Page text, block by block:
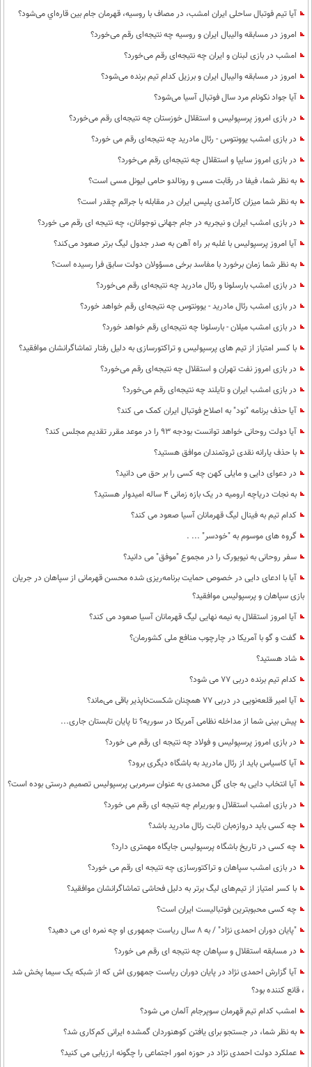
آیا تیم فوتبال ساحلی ایران امشب، در مصاف با روسیه، قهرمان جام بین قاره‌اي می‌شود؟
امروز در مسابقه والیبال ایران و روسیه چه نتیجه‌ای رقم می‌خورد؟
امشب در بازی لبنان و ایران چه نتیجه‌ای رقم می‌خورد؟
امروز در مسابقه والیبال ایران و برزیل کدام تیم برنده می‌شود؟
آیا جواد نکونام مرد سال فوتبال آسیا می‌شود؟
در بازی امروز پرسپولیس و استقلال خوزستان چه نتیجه‌ای رقم می‌خورد؟
در بازی امشب یوونتوس - رئال مادرید چه نتیجه‌ای رقم می خورد؟
در بازی امروز سایپا و استقلال چه نتیجه‌ای رقم می‌خورد؟
به نظر شما، فیفا در رقابت مسی و رونالدو حامی لیونل مسی است؟
به نظر شما میزان کارآمدی پلیس ایران در مقابله با جرائم چقدر است؟
در بازی امشب ایران و نیجریه در جام جهانی نوجوانان، چه نتیجه ای رقم می خورد؟
آیا امروز پرسپولیس با غلبه بر راه آهن به صدر جدول لیگ برتر صعود می‌کند؟
به نظر شما زمان برخورد با مفاسد برخی مسؤولان دولت سابق فرا رسیده است؟
در بازی امشب بارسلونا و رئال مادرید چه نتیجه‌ای رقم می‌خورد؟
در بازی امشب رئال مادرید - یوونتوس چه نتیجه‌ای رقم خواهد خورد؟
در بازی امشب میلان - بارسلونا چه نتیجه‌ای رقم خواهد خورد؟
با کسر امتیاز از تیم های پرسپولیس و تراکتورسازی به دلیل رفتار تماشاگرانشان موافقید؟
در بازی امروز نفت تهران و استقلال چه نتیجه‌ای رقم می‌خورد؟
در بازی امشب ایران و تایلند چه نتیجه‌ای رقم می‌خورد؟
آیا حذف برنامه "نود" به اصلاح فوتبال ایران کمک می کند؟
آیا دولت روحانی خواهد توانست بودجه 93 را در موعد مقرر تقدیم مجلس کند؟
با حذف یارانه نقدی ثروتمندان موافق هستید؟
در دعوای دایی و مایلی کهن چه کسی را بر حق می دانید؟
به نجات دریاچه ارومیه در یک بازه زمانی 4 ساله امیدوار هستید؟
کدام تیم به فینال لیگ قهرمانان آسیا صعود می کند؟
گروه های موسوم به "خودسر" ... .
سفر روحانی به نیویورک را در مجموع "موفق" می دانید؟
آیا با ادعای دایی در خصوص حمایت برنامه‌ریزی شده محسن قهرمانی از سپاهان در جریان
بازی سپاهان و پرسپولیس موافقید؟
آیا امروز استقلال به نیمه نهایی لیگ قهرمانان آسیا صعود می کند؟
گفت و گو با آمریکا در چارچوب منافع ملی کشورمان؟
شاد هستید؟
کدام تیم برنده دربی 77 می شود؟
آیا امیر قلعه‌نویی در دربی 77 همچنان شکست‌ناپذیر باقی می‌ماند؟
پیش بینی شما از مداخله نظامی آمریکا در سوریه؟ تا پایان تابستان جاری...
در بازی امروز پرسپولیس و فولاد چه نتیجه ای رقم می خورد؟
آیا کاسیاس باید از رئال مادرید به باشگاه دیگری برود؟
آیا انتخاب دایی به جای گل محمدی به عنوان سرمربی پرسپولیس تصمیم درستی بوده است؟
در بازی امشب استقلال و بوریرام چه نتیجه ای رقم می خورد؟
چه کسی باید دروازه‌بان ثابت رئال مادرید باشد؟
چه کسی در تاریخ باشگاه پرسپولیس جایگاه مهمتری دارد؟
در بازی امشب سپاهان و تراکتورسازی چه نتیجه ای رقم می خورد؟
با کسر امتیاز از تیم‌های لیگ برتر به دلیل فحاشی تماشاگرانشان موافقید؟
چه کسی محبوبترین فوتبالیست ایران است؟
"پایان دوران احمدی نژاد" / به 8 سال ریاست جمهوری او چه نمره ای می دهید؟
در مسابقه استقلال و سپاهان چه نتیجه ای رقم می خورد؟
آیا گزارش احمدی نژاد در پایان دوران ریاست جمهوری اش که از شبکه یک سیما پخش شد
، قانع کننده بود؟
امشب کدام تیم قهرمان سوپرجام آلمان می شود؟
به نظر شما، در جستجو برای یافتن کوهنوردان گمشده ایرانی کم‌کاری شد؟
عملکرد دولت احمدی نژاد در حوزه امور اجتماعی را چگونه ارزیابی می کنید؟